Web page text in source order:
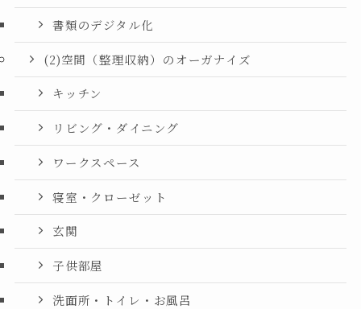
書類のデジタル化
(2)空間（整理収納）のオーガナイズ
キッチン
リビング・ダイニング
ワークスペース
寝室・クローゼット
玄関
子供部屋
洗面所・トイレ・お風呂